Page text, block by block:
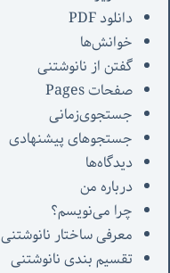
دانلود PDF
خوانش‌ها
گفتن از نانوشتنی
صفحات Pages
جستجوی‌زمانی
جستجوهای پیشنهادی
دیدگاه‌ها
درباره من
چرا می‌نویسم؟
معرفی‌ ساختار نانوشتنی
تقسیم بندی نانوشتنی